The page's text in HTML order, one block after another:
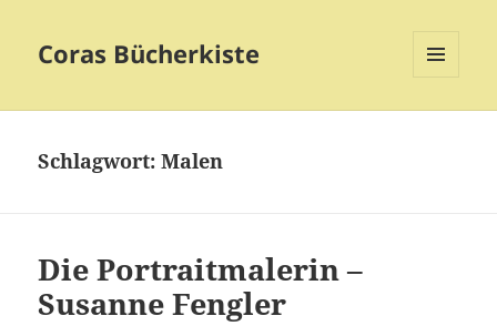
Coras Bücherkiste
Schlagwort:Malen
Die Portraitmalerin –
Susanne Fengler